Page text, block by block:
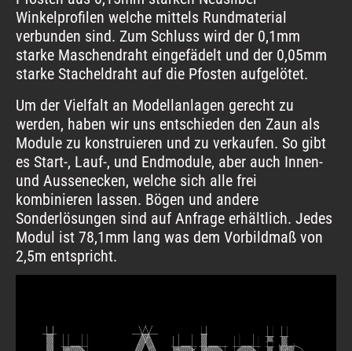
Winkelprofilen welche mittels Rundmaterial
verbunden sind. Zum Schluss wird der 0,1mm
starke Maschendraht eingefädelt und der 0,05mm
starke Stacheldraht auf die Pfosten aufgelötet.
Um der Vielfalt an Modellanlagen gerecht zu
werden, haben wir uns entschieden den Zaun als
Module zu konstruieren und zu verkaufen. So gibt
es Start-, Lauf-, und Endmodule, aber auch Innen-
und Aussenecken, welche sich alle frei
kombinieren lassen. Bögen und andere
Sonderlösungen sind auf Anfrage erhältlich. Jedes
Modul ist 78,1mm lang was dem Vorbildmaß von
2,5m entspricht.